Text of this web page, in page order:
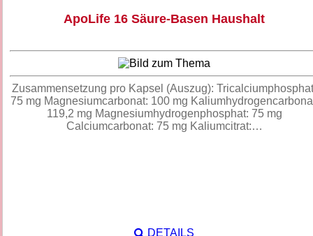
ApoLife 16 Säure-Basen Haushalt
Zusammensetzung pro Kapsel (Auszug):
75 mg Magnesiumcarbonat: 100 mg
119,2 mg Magnesiumhydrogenphosphat: 75 mg
Calciumcarbonat: 75 mg Kaliumcitrat:…
DETAILS